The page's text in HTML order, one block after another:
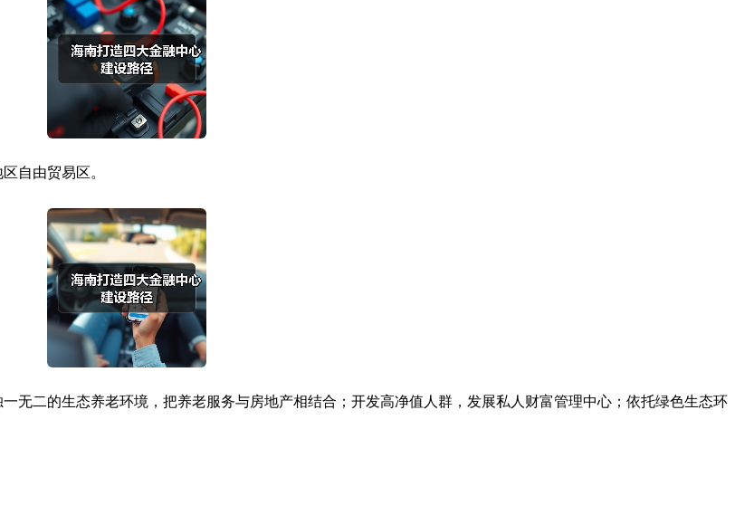
自由贸易区。
无二的生态养老环境，把养老服务与房地产相结合；开发高净值人群，发展私人财富管理中心；依托绿色生态环